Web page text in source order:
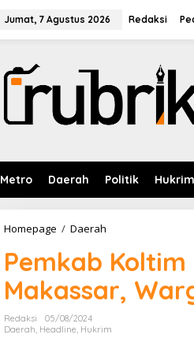
Jumat, 7 Agustus 2026 Redaksi
Metro Daerah Politik Hukrim
Homepage / Daerah
m
k
a
b
o
Pemkab
Makassar,
Redaksi
05/08/2024
Daerah Headline Hukrim